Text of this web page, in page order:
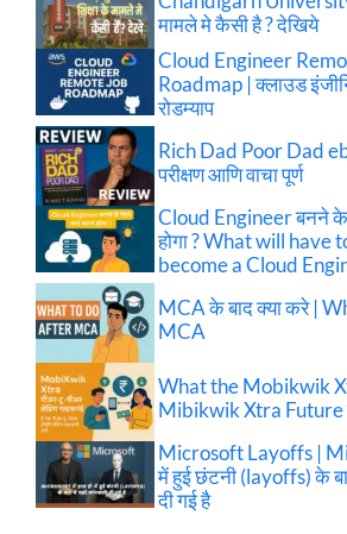
मामले मे कैसी है ? देखिये
Cloud Engineer
Roadmap | क्लाउड
रोडम्याप
Rich Dad Poor Dad
परीक्षण आणि वाचा पूर्ण
Cloud Engineer बनने के
होगा ? What will have
become a Cloud
MCA के बाद क्या करे |
MCA
What the Mobikwik
Mibikwik Xtra Future
Microsoft Layoffs |
में हुई छंटनी (layoffs) के
दी गई है